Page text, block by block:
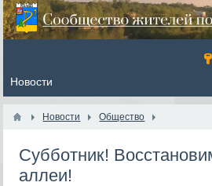
Новости Общество
Субботник!
аллеи!